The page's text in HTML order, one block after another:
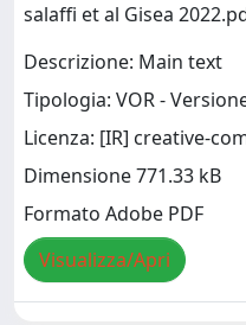
salaffi et al Gisea
Descrizione: Main text
Tipologia: VOR -
Licenza: [IR] creative-
Dimensione 771.33 kB
Formato Adobe PDF
Visualizza/Apri